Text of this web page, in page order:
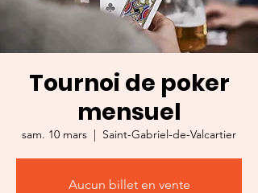
Tournoi de poker
mensuel
sam. 10 mars
  |
Saint-Gabriel-de-Valcartier
Aucun billet en vente